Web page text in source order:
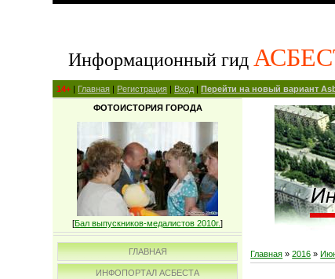
Информационный гид
14+ | Главная | Регистрация | Вход |Перейти на новый вариант
ФОТОИСТОРИЯ ГОРОДА
[Бал выпускников-медалистов 2010г.]
ГЛАВНАЯ
ИНФОПОРТАЛ АСБЕСТА
Главная »2016 »